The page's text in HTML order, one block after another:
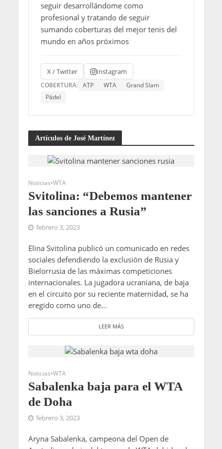
seguir desarrollándome como
profesional y tratando de seguir
sumando coberturas del mejor tenis del
mundo en años próximos
X / Twitter Instagram
COBERTURA: ATP WTA
Grand Slam
Pádel
Artículos de José Martínez
Noticias•WTA
Svitolina: “Debemos mantener
las sanciones a Rusia”
febrero 3, 2023
Elina Svitolina publicó un comunicado en redes
sociales defendiendo la exclusión de Rusia y
Bielorrusia de las máximas competiciones
internacionales. La jugadora ucraniana, de baja
en el circuito por su reciente maternidad, se ha
eregido como uno de...
LEER MÁS
Noticias•WTA
Sabalenka baja para el WTA
de Doha
febrero 3, 2023
Aryna Sabalenka, campeona del Open de